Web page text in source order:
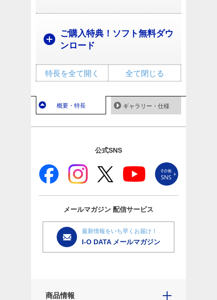
ご購入特典！ソフト無料ダウ
ンロード
全て閉じる
特長を全て開く
概要・特長 ギャラリー・仕様
公式SNS
メールマガジン 配信サービス
最新情報をいち早くお届け！
I-O DATA メールマガジン
商品情報